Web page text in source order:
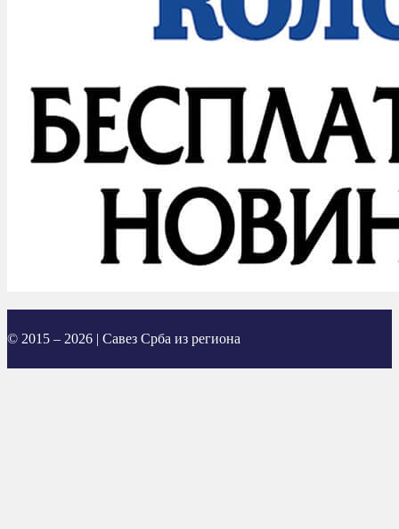
© 2015 – 2026 | Савез Срба из региона